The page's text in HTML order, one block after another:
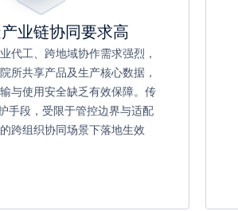
业链协同要求高
代工、跨地域协作需求强烈，
所共享产品及生产核心数据，
与使用安全缺乏有效保障。传
手段，受限于管控边界与适配
跨组织协同场景下落地生效